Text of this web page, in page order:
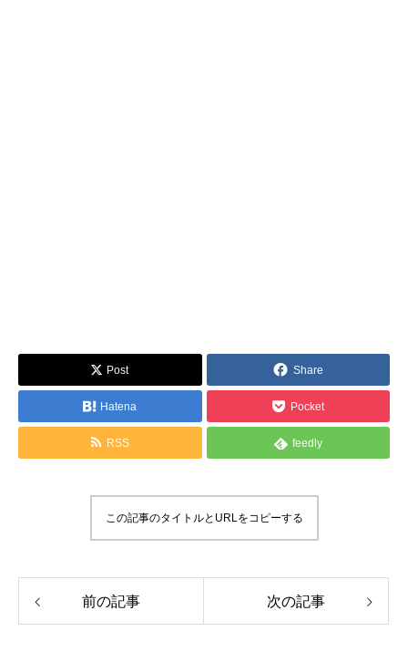
Post Share
Hatena Pocket
RSS feedly
この記事のタイトルとURLをコピーする
前の記事 次の記事